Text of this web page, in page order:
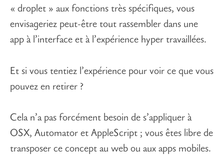
« droplet » aux fonctions très spécifiques, vous
envisageriez peut-être tout rassembler dans une
app à l’interface et à l’expérience hyper travaillées.
Et si vous tentiez l’expérience pour voir ce que vous
pouvez en retirer ?
Cela n’a pas forcément besoin de s’appliquer à
OSX, Automator et AppleScript ; vous êtes libre de
transposer ce concept au web ou aux apps mobiles.